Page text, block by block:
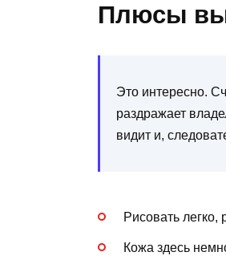
Плюсы
Это интересно.
раздражает
видит и,
Рисовать легко,
Кожа здесь